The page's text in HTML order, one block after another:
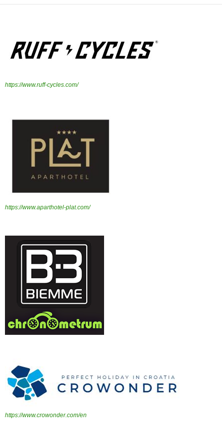
https://www.ruff-cycles.com/
https://www.aparthotel-plat.com/
https://www.crowonder.com/en